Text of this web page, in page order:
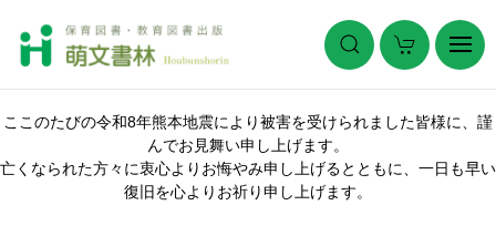
ここのたびの令和8年熊本地震により被害を受けられました皆様に、謹
んでお見舞い申し上げます。
亡くなられた方々に衷心よりお悔やみ申し上げるとともに、一日も早い
復旧を心よりお祈り申し上げます。